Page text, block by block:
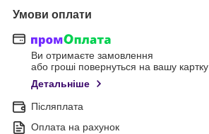
Умови оплати
Ви отримаєте замовлення
або гроші повернуться на вашу картку
Детальніше
Післяплата
Оплата на рахунок